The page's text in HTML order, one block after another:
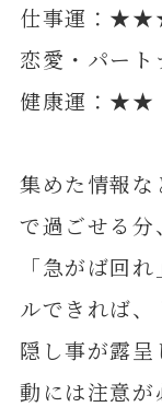
仕事運：
恋愛・パー
健康運：★★
集めた情報
で過ごせる分
「急がば回
ルできれば、
隠し事が露
動には注意が